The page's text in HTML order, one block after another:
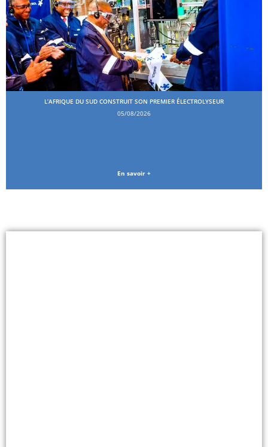
L’AFRIQUE DU SUD CONSTRUIT SON PREMIER ÉLECTROLYSEUR
05/08/2026
En savoir +